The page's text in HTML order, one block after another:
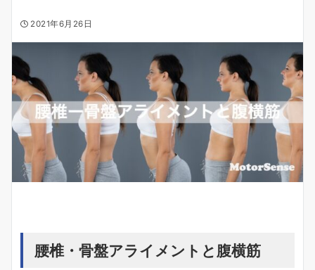
2021年6月26日
腰椎・骨盤アライメントと腹横筋